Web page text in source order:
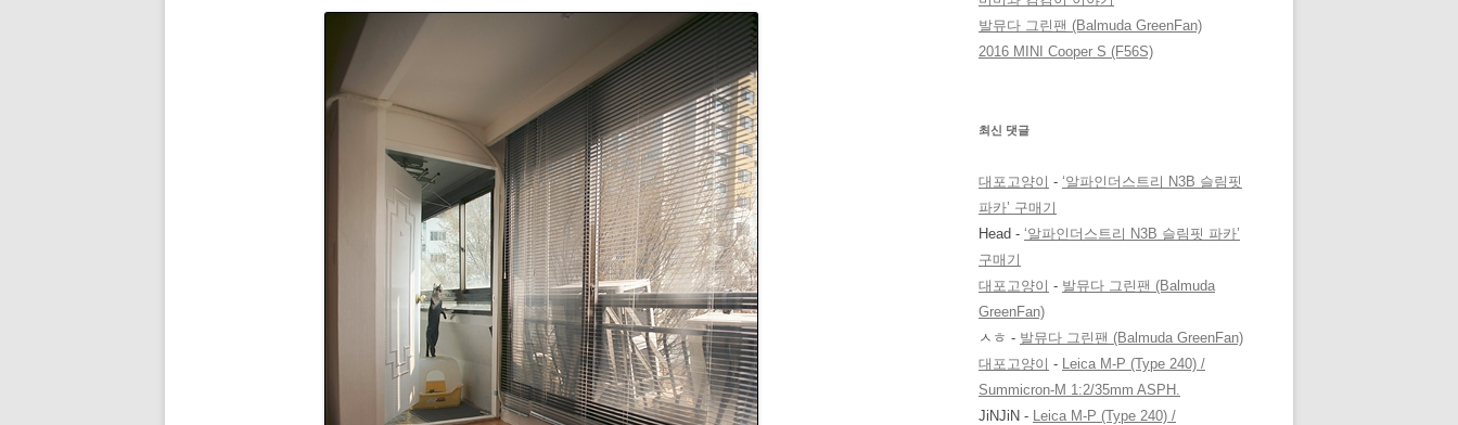
발뮤다 그린팬 (Balmuda GreenFan)
2016 MINI Cooper S (F56S)
최신 댓글
대포고양이 - ‘알파인더스트리 N3B 슬림핏
파카’ 구매기
Head - ‘알파인더스트리 N3B 슬림핏 파카’
구매기
대포고양이 - 발뮤다 그린팬 (Balmuda
GreenFan)
ㅅㅎ - 발뮤다 그린팬 (Balmuda GreenFan)
대포고양이 - Leica M-P (Type 240) /
Summicron-M 1:2/35mm ASPH.
JiNJiN - Leica M-P (Type 240) /